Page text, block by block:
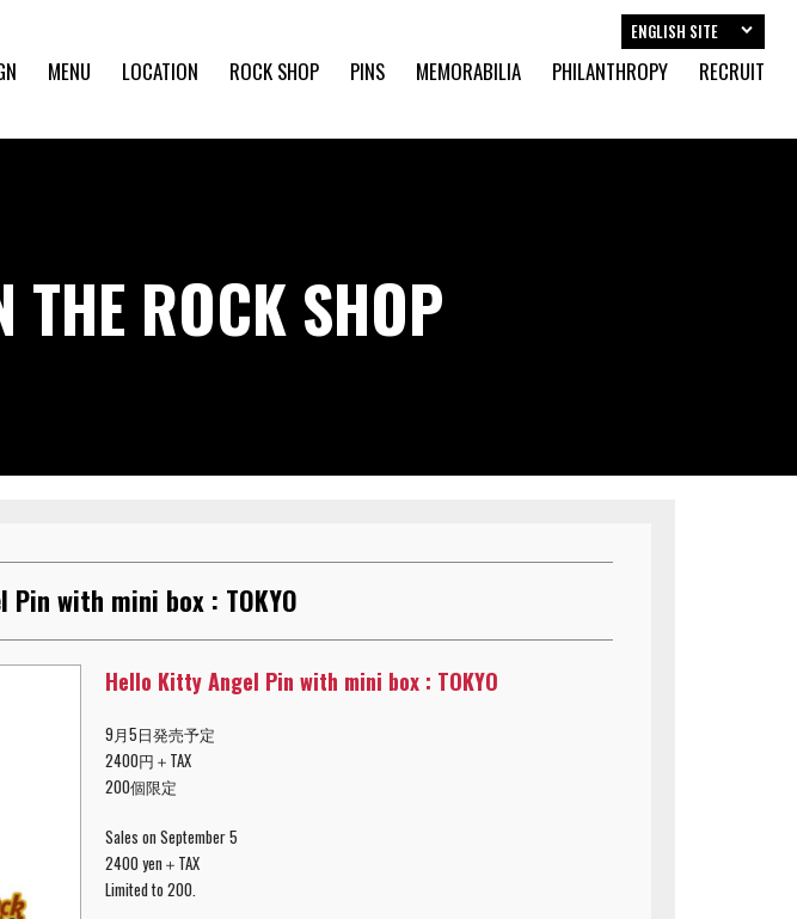
MENU LOCATION ROCK SHOP PINS MEMORABILIA PHILANTHROPY RECRUIT
ENGLISH SITE
THE ROCK SHOP
with mini box : TOKYO
Hello Kitty Angel Pin with mini box : TOKYO
9月5日発売予定
2400円＋TAX
200個限定
Sales on September 5
2400 yen＋TAX
Limited to 200.